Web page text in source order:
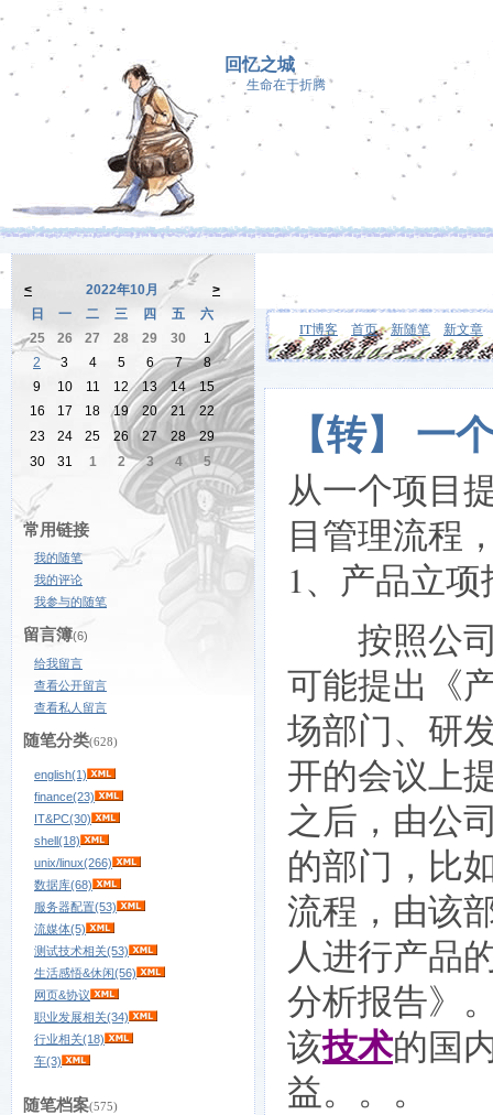
回忆之城
生命在于折腾
IT博客 首页 新随笔 新文章
< 2022年10月
>
日
一 二 三 四 五
六
25
26 27 28 29 30
1
2
3 4 5 6 7
8
9
10 11 12 13 14
15
16
17 18 19 20 21
22
23
24 25 26 27 28
29
30
31 1 2 3 4 5
常用链接
我的随笔
我的评论
我参与的随笔
留言簿(6)
给我留言
查看公开留言
查看私人留言
随笔分类(628)
english(1)
finance(23)
IT&PC(30)
shell(18)
unix/linux(266)
数据库(68)
服务器配置(53)
流媒体(5)
测试技术相关(53)
生活感悟&休闲(56)
网页&协议
职业发展相关(34)
行业相关(18)
车(3)
随笔档案(575)
【转】 一
从一个项目
目管理流程
1、产品立项
按照公司
可能提出《
场部门、研
开的会议上
之后，由公
的部门，比
流程，由该
人进行产品
分析报告》
该技术的国
益。。。